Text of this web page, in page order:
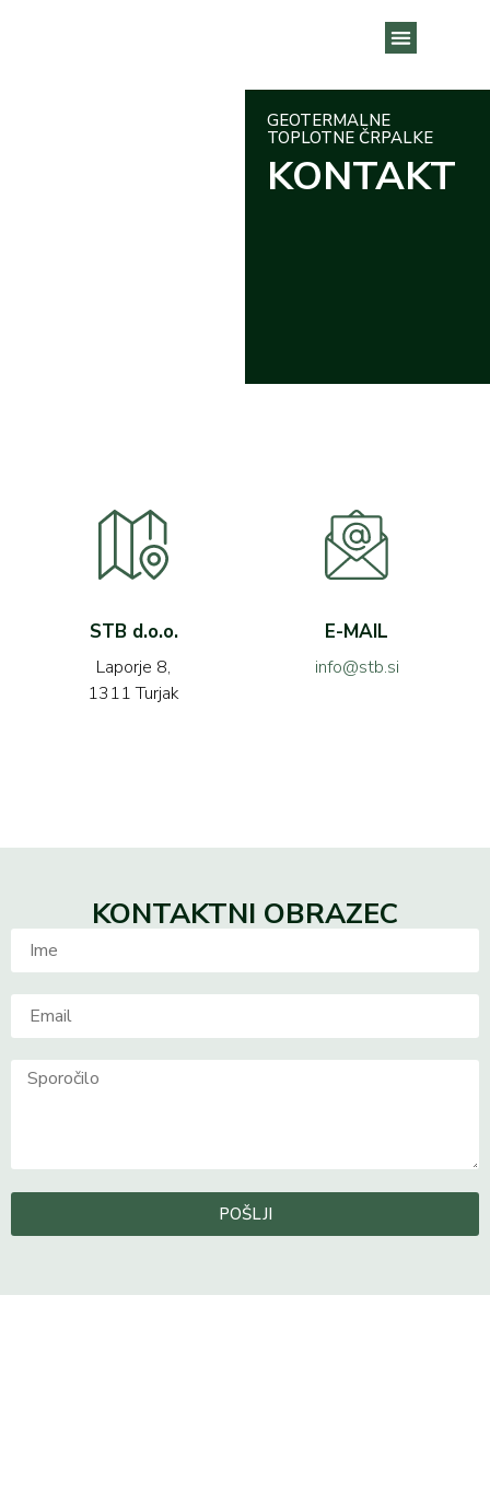
GEOTERMALNE
TOPLOTNE ČRPALKE
KONTAKT
STB d.o.o.
Laporje 8,
1311 Turjak
E-MAIL
info@stb.si
KONTAKTNI OBRAZEC
POŠLJI